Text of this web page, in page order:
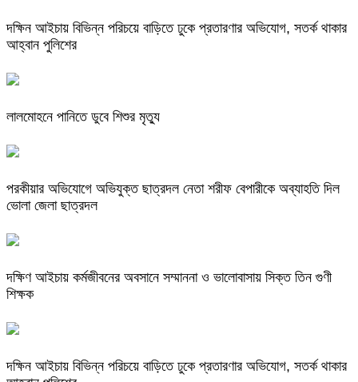
দক্ষিন আইচায় ‎বিভিন্ন পরিচয়ে বাড়িতে ঢুকে প্রতারণার অভিযোগ, সতর্ক থাকার
আহ্বান পুলিশের
লালমোহনে পানিতে ডুবে শিশুর মৃত্যু
পরকীয়ার অভিযোগে অভিযুক্ত ছাত্রদল নেতা শরীফ বেপারীকে অব্যাহতি দিল
ভোলা জেলা ছাত্রদল
দক্ষিণ আইচায় কর্মজীবনের অবসানে সম্মাননা ও ভালোবাসায় সিক্ত তিন গুণী
শিক্ষক
দক্ষিন আইচায় ‎বিভিন্ন পরিচয়ে বাড়িতে ঢুকে প্রতারণার অভিযোগ, সতর্ক থাকার